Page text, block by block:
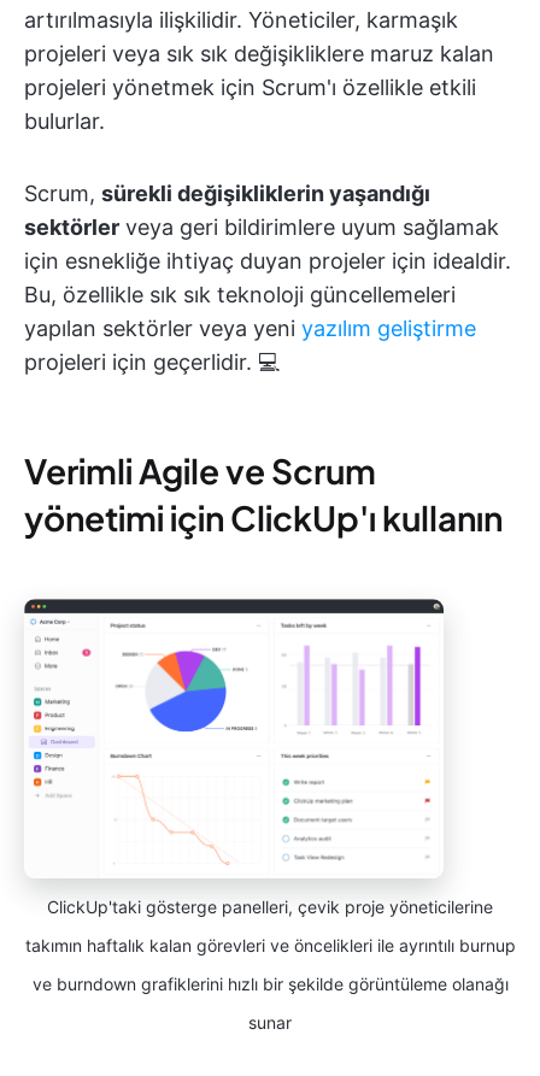
artırılmasıyla ilişkilidir. Yöneticiler, karmaşık
projeleri veya sık sık değişikliklere maruz kalan
projeleri yönetmek için Scrum'ı özellikle etkili
bulurlar.
Scrum, sürekli değişikliklerin yaşandığı
sektörler veya geri bildirimlere uyum sağlamak
için esnekliğe ihtiyaç duyan projeler için idealdir.
Bu, özellikle sık sık teknoloji güncellemeleri
yapılan sektörler veya yeni yazılım geliştirme
projeleri için geçerlidir. 💻
Verimli Agile ve Scrum
yönetimi için ClickUp'ı kullanın
ClickUp'taki gösterge panelleri, çevik proje yöneticilerine
takımın haftalık kalan görevleri ve öncelikleri ile ayrıntılı burnup
ve burndown grafiklerini hızlı bir şekilde görüntüleme olanağı
sunar